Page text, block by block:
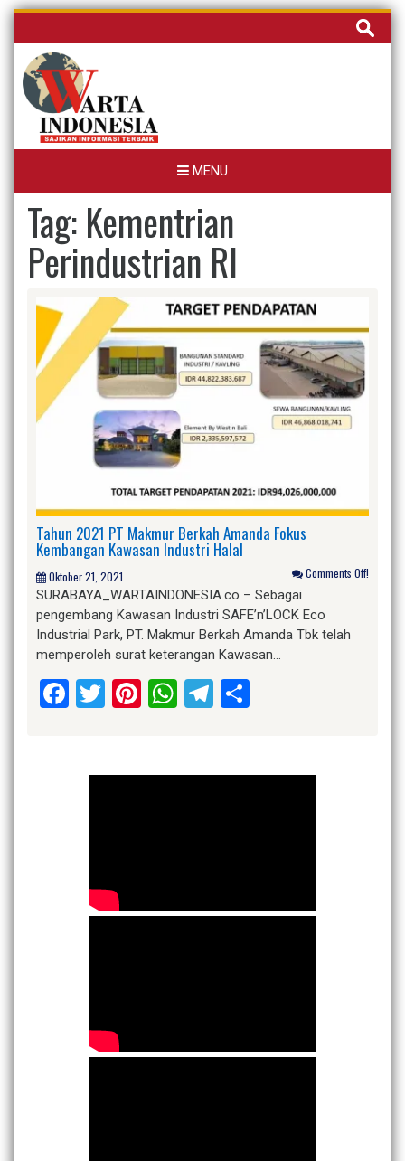
Skip
content
Cari
untuk:
MENU
Tag: Kementrian
Perindustrian RI
Tahun 2021 PT Makmur Berkah Amanda Fokus
Kembangan Kawasan Industri Halal
Oktober 21, 2021 Comments Off!
SURABAYA_WARTAINDONESIA.co – Sebagai
pengembang Kawasan Industri SAFE’n’LOCK Eco
Industrial Park, PT. Makmur Berkah Amanda Tbk telah
memperoleh surat keterangan Kawasan…
Facebook
Twitter
Pinterest
WhatsApp
Telegram